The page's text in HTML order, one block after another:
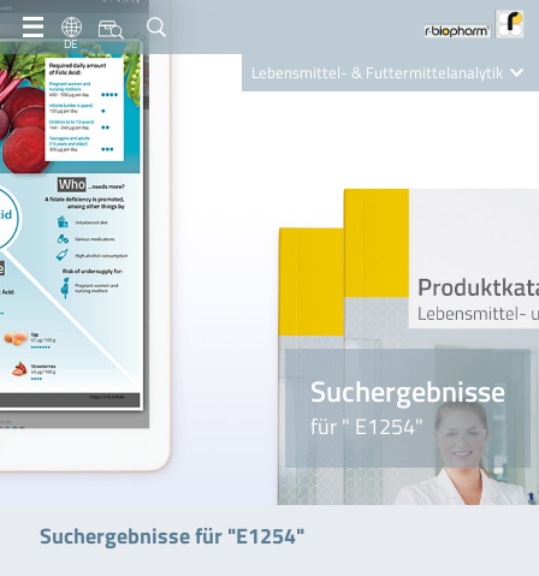
DE
Lebensmittel- & Futtermittelanalytik
Nutrition Care
Suchergebnisse
für " E1254"
Suchergebnisse für "E1254"